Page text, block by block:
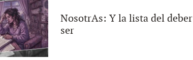
NosotrAs: Y la lista del deber
ser